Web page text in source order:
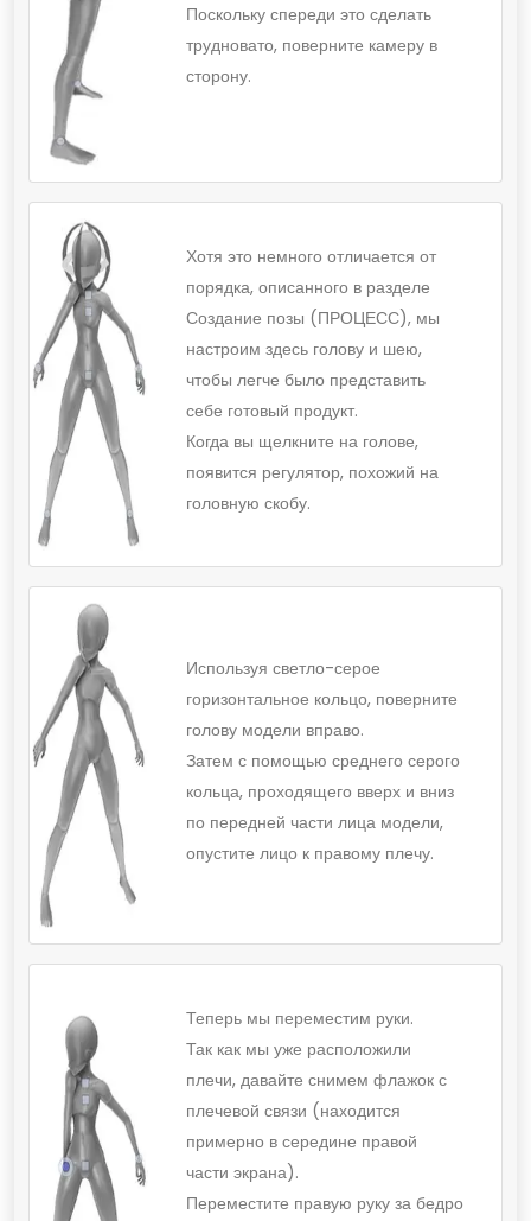
Поскольку спереди это сделать
трудновато, поверните камеру в
сторону.
Хотя это немного отличается от
порядка, описанного в разделе
Создание позы (ПРОЦЕСС), мы
настроим здесь голову и шею,
чтобы легче было представить
себе готовый продукт.
Когда вы щелкните на голове,
появится регулятор, похожий на
головную скобу.
Используя светло-серое
горизонтальное кольцо, поверните
голову модели вправо.
Затем с помощью среднего серого
кольца, проходящего вверх и вниз
по передней части лица модели,
опустите лицо к правому плечу.
Теперь мы переместим руки.
Так как мы уже расположили
плечи, давайте снимем флажок с
плечевой связи (находится
примерно в середине правой
части экрана).
Переместите правую руку за бедро